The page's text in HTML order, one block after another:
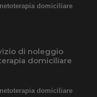
domiciliare
di noleggio
domiciliare
domiciliare